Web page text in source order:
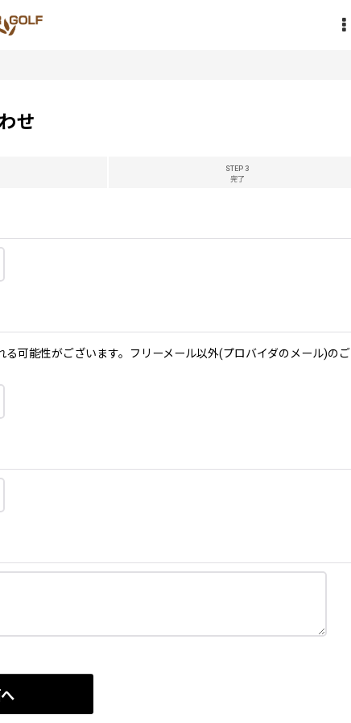
せ
STEP 3
完了
可能性がございます。フリーメール以外(プロバイダのメール)のご